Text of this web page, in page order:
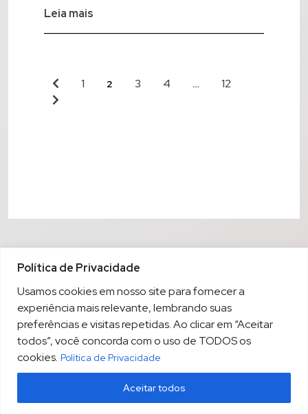
Política de Privacidade
Usamos cookies em nosso site para fornecer a
experiência mais relevante, lembrando suas
preferências e visitas repetidas. Ao clicar em “Aceitar
todos”, você concorda com o uso de TODOS os
cookies. Política de Privacidade
Aceitar todos
Leia mais
1 2 3 4 … 12